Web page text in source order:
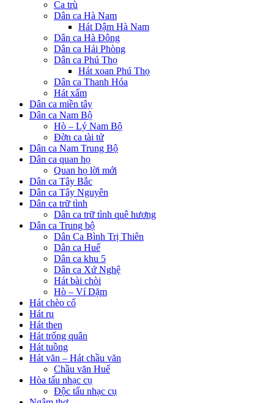
Ca trù
Dân ca Hà Nam
Hát Dậm Hà Nam
Dân ca Hà Đông
Dân ca Hải Phòng
Dân ca Phú Thọ
Hát xoan Phú Thọ
Dân ca Thanh Hóa
Hát xẩm
Dân ca miền tây
Dân ca Nam Bộ
Hò – Lý Nam Bộ
Đờn ca tài tử
Dân ca Nam Trung Bộ
Dân ca quan họ
Quan họ lời mới
Dân ca Tây Bắc
Dân ca Tây Nguyên
Dân ca trữ tình
Dân ca trữ tình quê hương
Dân ca Trung bộ
Dân Ca Bình Trị Thiên
Dân ca Huế
Dân ca khu 5
Dân ca Xứ Nghệ
Hát bài chòi
Hò – Ví Dặm
Hát chèo cổ
Hát ru
Hát then
Hát trống quân
Hát tuồng
Hát văn – Hát chầu văn
Chầu văn Huế
Hòa tấu nhạc cụ
Độc tấu nhạc cụ